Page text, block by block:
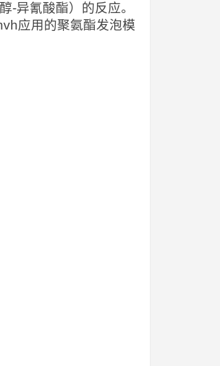
-异氰酸酯）的反应。
应用的聚氨酯发泡模